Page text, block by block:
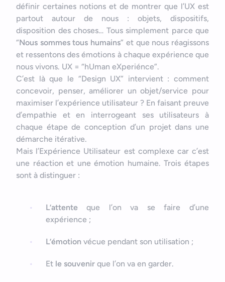
définir certaines notions et de montrer que l’UX est
partout autour de nous : objets, dispositifs,
disposition des choses… Tous simplement parce que
“Nous sommes tous humains” et que nous réagissons
et ressentons des émotions à chaque expérience que
nous vivons. UX = “hUman eXperiénce”.
C’est là que le “Design UX” intervient : comment
concevoir, penser, améliorer un objet/service pour
maximiser l’expérience utilisateur ? En faisant preuve
d’empathie et en interrogeant ses utilisateurs à
chaque étape de conception d’un projet dans une
démarche itérative.
Mais l’Expérience Utilisateur est complexe car c’est
une réaction et une émotion humaine. Trois étapes
sont à distinguer :
L’attenteque l’on va se faire d’une
expérience ;
L’émotion vécue pendant son utilisation ;
Et le souvenirque l’on va en garder.
Bonjour
aider ?